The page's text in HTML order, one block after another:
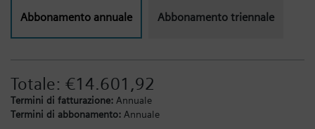
Abbonamento annuale Abbonamento triennale
Totale: €14.601,92
Termini di fatturazione: Annuale
Termini di abbonamento: Annuale